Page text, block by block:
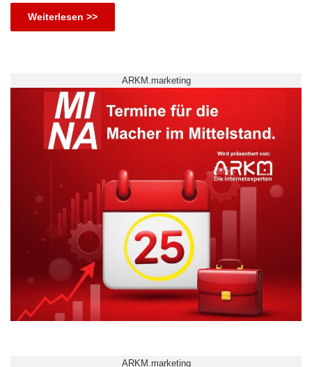
Weiterlesen >>
ARKM.marketing
ARKM.marketing